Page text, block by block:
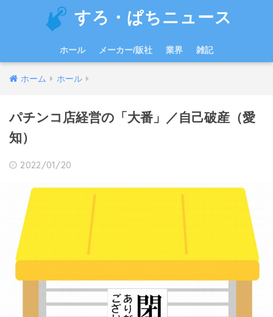
すろ・ぱちニュース
ホール メーカー/販社 業界 雑記
ホーム ホール
パチンコ店経営の「大番」／自己破産（愛
知）
2022/01/20